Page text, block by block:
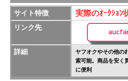
サイト特徴 実際のｵｰｸｼｮﾝ
リンク先
詳細
ヤフオクやその他の
索可能。商品を安く
に便利